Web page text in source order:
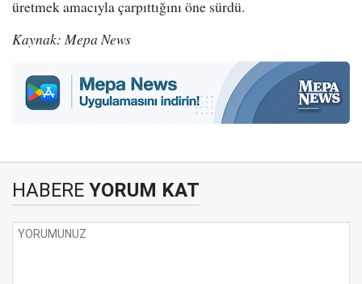
üretmek amacıyla çarpıttığını öne sürdü.
Kaynak: Mepa News
HABERE YORUM KAT